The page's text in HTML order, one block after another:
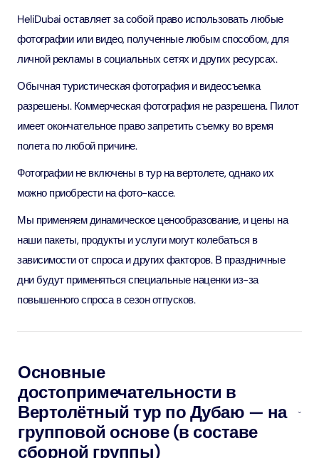
HeliDubai оставляет за собой право использовать любые
фотографии или видео, полученные любым способом, для
личной рекламы в социальных сетях и других ресурсах.
Обычная туристическая фотография и видеосъемка
разрешены. Коммерческая фотография не разрешена. Пилот
имеет окончательное право запретить съемку во время
полета по любой причине.
Фотографии не включены в тур на вертолете, однако их
можно приобрести на фото-кассе.
Мы применяем динамическое ценообразование, и цены на
наши пакеты, продукты и услуги могут колебаться в
зависимости от спроса и других факторов. В праздничные
дни будут применяться специальные наценки из-за
повышенного спроса в сезон отпусков.
Основные
достопримечательности в
Вертолётный тур по Дубаю — на
групповой основе (в составе
сборной группы)